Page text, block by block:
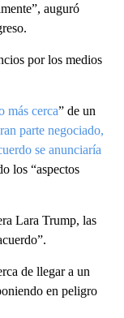
auguró
por los medios
más cerca” de un
parte negociado,
se anunciaría
los “aspectos
Lara Trump, las
de llegar a un
en peligro